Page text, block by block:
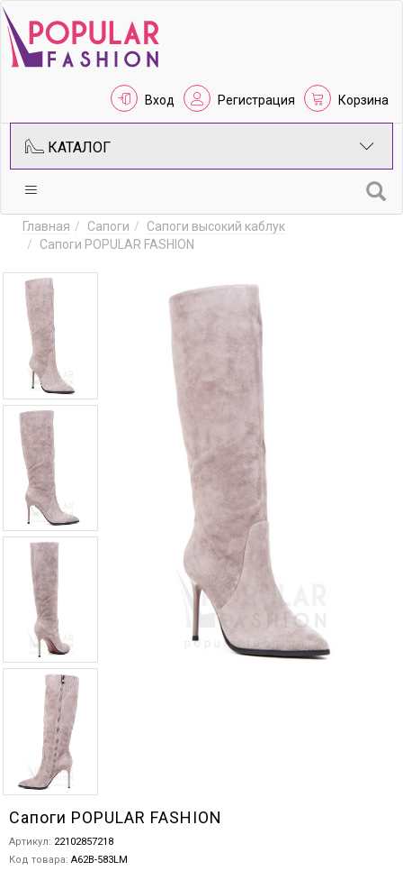
Вход Регистрация Корзина
КАТАЛОГ
Главная Сапоги
Сапоги высокий каблук
Сапоги POPULAR FASHION
Сапоги POPULAR FASHION
Артикул: 22102857218
Код товара: A62B-583LM